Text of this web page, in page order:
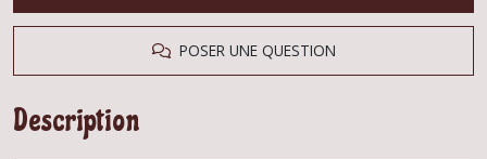
POSER UNE QUESTION
Description